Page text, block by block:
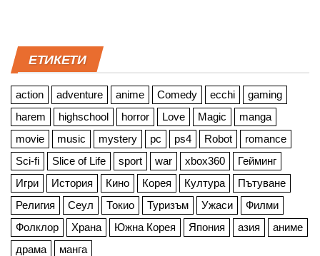
ЕТИКЕТИ
action adventure anime Comedy ecchi
gaming
harem
highschool horror Love Magic
manga
movie
music mystery pc ps4 Robot
romance
Sci-fi
Slice of Life sport war xbox360
Гейминг
Игри
История Кино Корея Култура
Пътуване
Религия
Сеул Токио Туризъм Ужаси
Филми
Фолклор
Храна Южна Корея Япония азия
аниме
драма
манга